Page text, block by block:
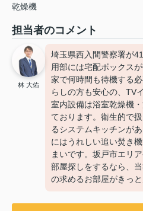
乾燥機
担当者のコメント
林 大佑
埼玉県西入間警察署が
用部には宅配ボックス
家で何時間も待機する
らしの方も安心の、TV
室内設備は浴室乾燥機
ております。衛生的で
るシステムキッチンが
にはうれしい追い焚き
まいです。坂戸市エリ
部屋探しをするなら、
の求めるお部屋がきっと